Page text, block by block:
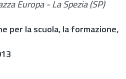
Europa - La Spezia (SP)
per la scuola, la formazione,